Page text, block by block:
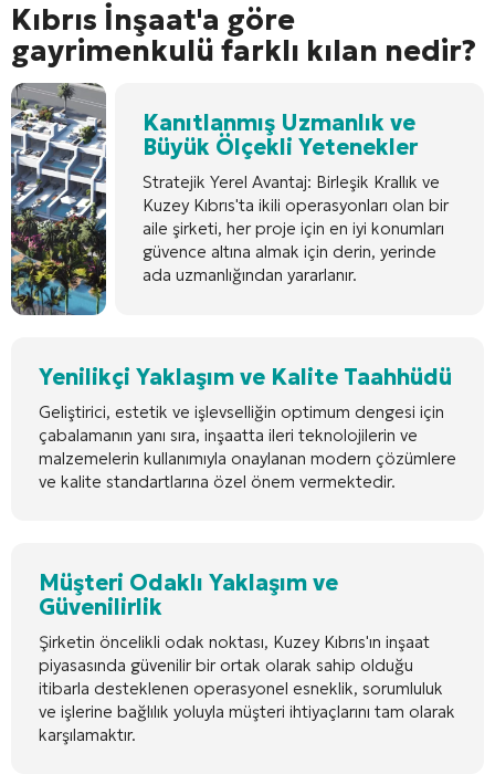
Kıbrıs İnşaat'a göre
gayrimenkulü farklı kılan nedir?
Kanıtlanmış Uzmanlık ve
Büyük Ölçekli Yetenekler
Stratejik Yerel Avantaj: Birleşik Krallık ve
Kuzey Kıbrıs'ta ikili operasyonları olan bir
aile şirketi, her proje için en iyi konumları
güvence altına almak için derin, yerinde
ada uzmanlığından yararlanır.
Yenilikçi Yaklaşım ve Kalite Taahhüdü
Geliştirici, estetik ve işlevselliğin optimum dengesi için
çabalamanın yanı sıra, inşaatta ileri teknolojilerin ve
malzemelerin kullanımıyla onaylanan modern çözümlere
ve kalite standartlarına özel önem vermektedir.
Müşteri Odaklı Yaklaşım ve
Güvenilirlik
Şirketin öncelikli odak noktası, Kuzey Kıbrıs'ın inşaat
piyasasında güvenilir bir ortak olarak sahip olduğu
itibarla desteklenen operasyonel esneklik, sorumluluk
ve işlerine bağlılık yoluyla müşteri ihtiyaçlarını tam olarak
karşılamaktır.